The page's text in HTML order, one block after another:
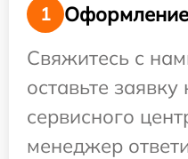
1
Свяжитесь с
оставьте заявку
сервисного
менеджер